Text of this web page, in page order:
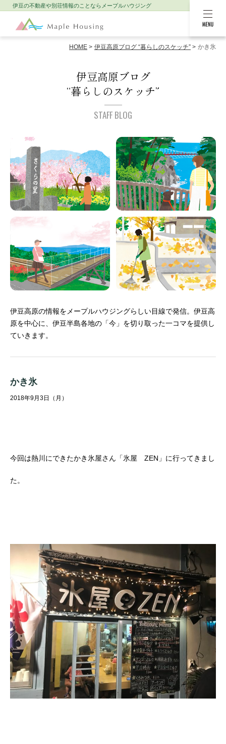
MENU
伊豆の不動産や別荘情報のことなら メープルハウジング
HOME 伊豆高原ブログ “暮らしのスケッチ” かき氷
伊豆高原ブログ
“暮らしのスケッチ”
STAFF BLOG
伊豆高原の情報をメープルハウジングらしい目線で発信。 伊豆高
原を中心に、伊豆半島各地の「今」を切り取った一コマを提供し
ていきます。
かき氷
2018年9月3日（月）
今回は熱川にできたかき氷屋さん「氷屋 ZEN」に行ってきまし
た。